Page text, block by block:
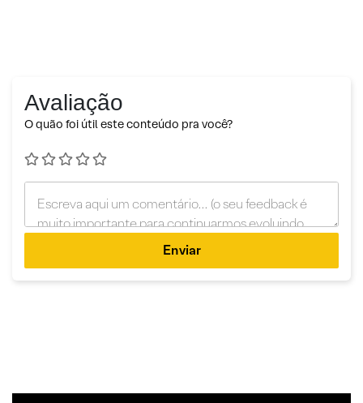
Avaliação
O quão foi útil este conteúdo pra você?
Enviar